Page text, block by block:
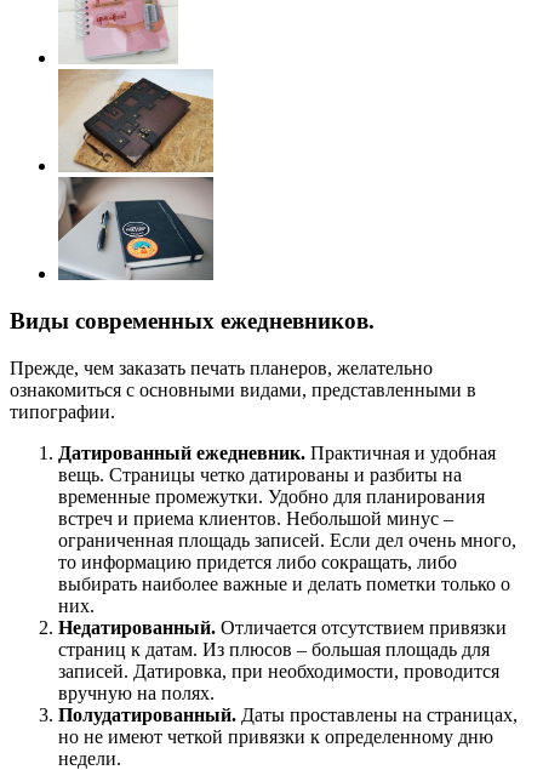
Виды современных ежедневников.
Прежде, чем заказать печать планеров, желательно
ознакомиться с основными видами, представленными в
типографии.
Датированный ежедневник. Практичная и удобная
вещь. Страницы четко датированы и разбиты на
временные промежутки. Удобно для планирования
встреч и приема клиентов. Небольшой минус –
ограниченная площадь записей. Если дел очень много,
то информацию придется либо сокращать, либо
выбирать наиболее важные и делать пометки только о
них.
Недатированный. Отличается отсутствием привязки
страниц к датам. Из плюсов – большая площадь для
записей. Датировка, при необходимости, проводится
вручную на полях.
Полудатированный. Даты проставлены на страницах,
но не имеют четкой привязки к определенному дню
недели.